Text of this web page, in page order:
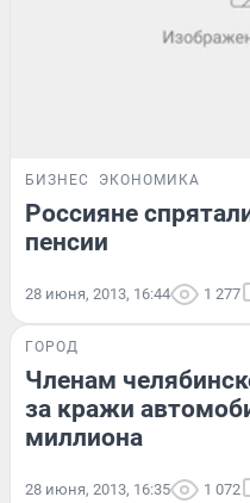
БИЗНЕС ЭКОНОМИКА
Россияне
пенсии
28 июня, 2013, 16:44 1 277
ГОРОД
Членам
за кражи
миллиона
28 июня, 2013, 16:35 1 072